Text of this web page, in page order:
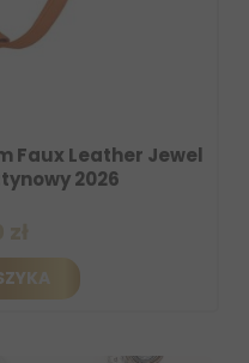
Zabawka dla